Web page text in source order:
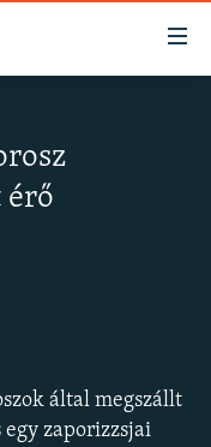
érő
által megszállt
zaporizzsjai